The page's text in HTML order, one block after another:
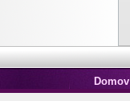
Domov